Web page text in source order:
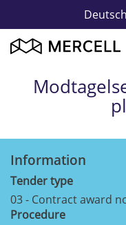
Information
Tender type
03 - Contract award
Procedure